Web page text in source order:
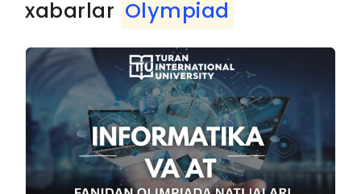
xabarlar Olympiad